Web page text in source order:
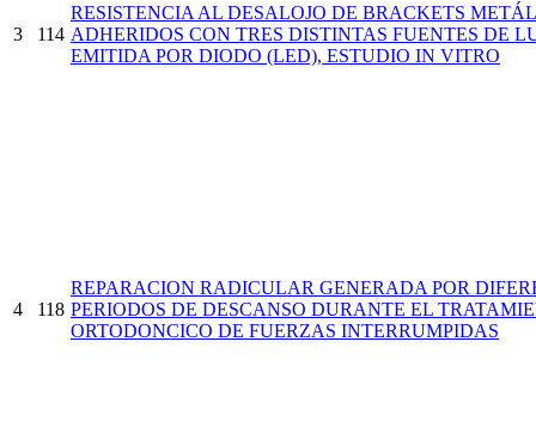
3 114
RESISTENCIA AL DESALOJO DE BRACKETS
ADHERIDOS CON TRES DISTINTAS FUENTES DE
EMITIDA POR DIODO (LED), ESTUDIO IN VITRO
4 118
REPARACION RADICULAR GENERADA POR
PERIODOS DE DESCANSO DURANTE EL
ORTODONCICO DE FUERZAS INTERRUMPIDAS